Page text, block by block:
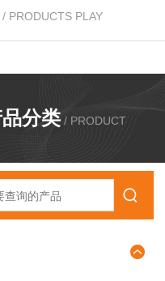
/ PRODUCTS PLAY
分类 / PRODUCT